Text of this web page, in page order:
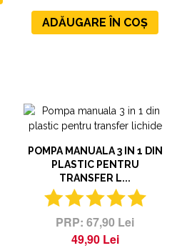
ADĂUGARE ÎN COȘ
POMPA MANUALA 3 IN 1 DIN
PLASTIC PENTRU
TRANSFER L...
67,90 Lei
49,90 Lei